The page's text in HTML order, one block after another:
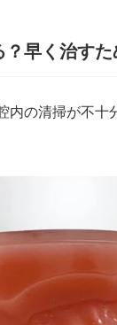
早く治す
内の清掃が不